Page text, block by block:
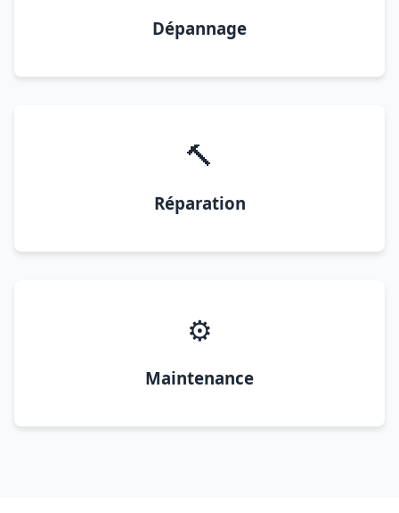
Dépannage
🔨
Réparation
⚙️
Maintenance